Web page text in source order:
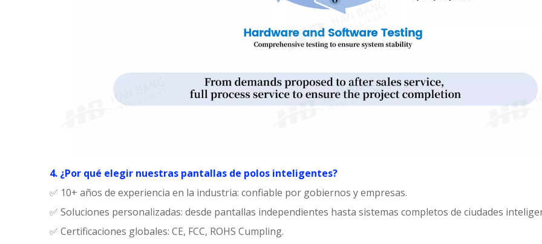
4. ¿Por qué elegir nuestras pantallas de polos inteligentes?
✅ 10+ años de experiencia en la industria: confiable por gobiernos y empresas.
✅ Soluciones personalizadas: desde pantallas independientes hasta sistemas completos de ciudades
✅ Certificaciones globales: CE, FCC, ROHS Cumpling.